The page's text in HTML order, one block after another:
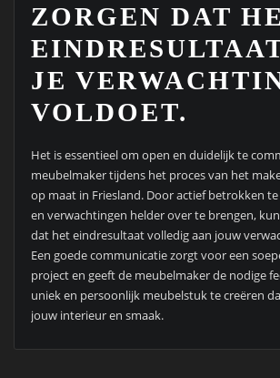
ZORGEN DAT
JE
VOLDOET.
Het is essentieel om open en duidelijk te
meubelmaker tijdens het proces van het
op maat in Friesland. Door actief betrokken te
en verwachtingen helder over te brengen,
dat het eindresultaat volledig aan jouw
Een goede communicatie zorgt voor een
project en geeft de meubelmaker de nodige
uniek en persoonlijk meubelstuk te creëren
jouw interieur en smaak.